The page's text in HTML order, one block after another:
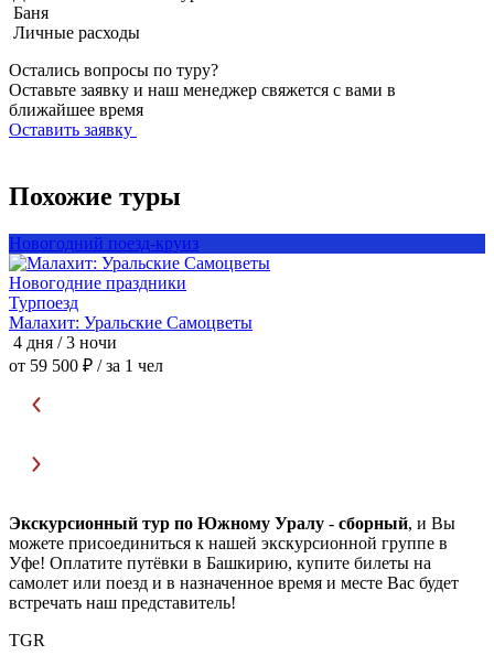
Баня
Личные расходы
Остались вопросы по туру?
Оставьте заявку и наш менеджер свяжется с вами в
ближайшее время
Оставить заявку
Похожие туры
Новогодний поезд-круиз
Новогодние праздники
Турпоезд
Малахит: Уральские Самоцветы
4 дня / 3 ночи
от 59 500 ₽ / за 1 чел
Экскурсионный тур по Южному Уралу - сборный, и Вы
можете присоединиться к нашей экскурсионной группе в
Уфе! Оплатите путёвки в Башкирию, купите билеты на
самолет или поезд и в назначенное время и месте Вас будет
встречать наш представитель!
TGR